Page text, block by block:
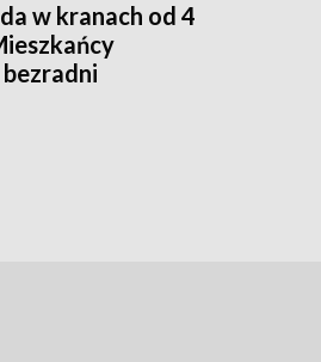
w kranach od 4